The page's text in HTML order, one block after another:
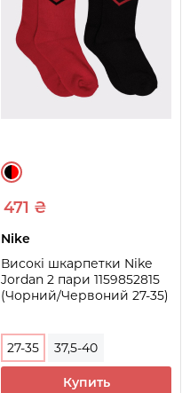
471 ₴
Nike
Високі шкарпетки Nike
Jordan 2 пари 1159852815
(Чорний/Червоний 27-35)
27-35 37,5-40
Купить